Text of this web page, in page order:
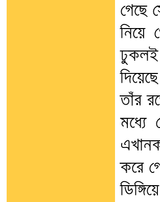
গেছে
নিয়ে
ঢুকলই
তাঁর
মধ্যে
করে